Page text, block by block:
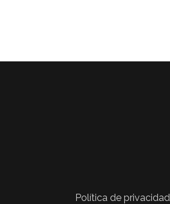
Política de privacidad